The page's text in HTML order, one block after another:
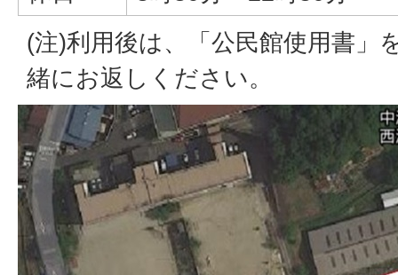
(注)利用後は、「公民館使用書」
緒にお返しください。